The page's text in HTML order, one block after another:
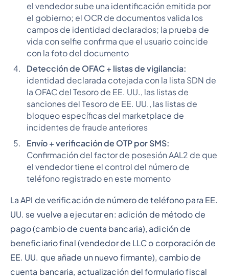
el vendedor sube una identificación emitida por
el gobierno; el OCR de documentos valida los
campos de identidad declarados; la prueba de
vida con selfie confirma que el usuario coincide
con la foto del documento
Detección de OFAC + listas de vigilancia:
identidad declarada cotejada con la lista SDN de
la OFAC del Tesoro de EE. UU., las listas de
sanciones del Tesoro de EE. UU., las listas de
bloqueo específicas del marketplace de
incidentes de fraude anteriores
Envío + verificación de OTP por SMS:
Confirmación del factor de posesión AAL2 de que
el vendedor tiene el control del número de
teléfono registrado en este momento
La API de verificación de número de teléfono para EE.
UU. se vuelve a ejecutar en: adición de método de
pago (cambio de cuenta bancaria), adición de
beneficiario final (vendedor de LLC o corporación de
EE. UU. que añade un nuevo firmante), cambio de
cuenta bancaria, actualización del formulario fiscal